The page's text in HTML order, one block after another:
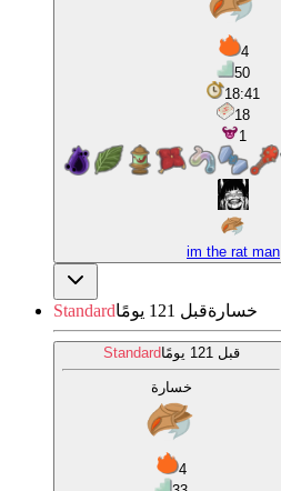
4
50
18:41
18
1
im the rat man
Standard خسارةقبل 121 يومًا
Standard قبل 121 يومًا
خسارة
4